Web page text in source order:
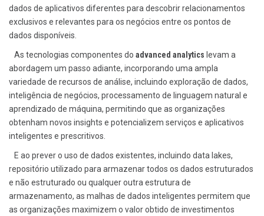
dados de aplicativos diferentes para descobrir relacionamentos
exclusivos e relevantes para os negócios entre os pontos de
dados disponíveis.
As tecnologias componentes do advanced analytics levam a
abordagem um passo adiante, incorporando uma ampla
variedade de recursos de análise, incluindo exploração de dados,
inteligência de negócios, processamento de linguagem natural e
aprendizado de máquina, permitindo que as organizações
obtenham novos insights e potencializem serviços e aplicativos
inteligentes e prescritivos.
E ao prever o uso de dados existentes, incluindo data lakes,
repositório utilizado para armazenar todos os dados estruturados
e não estruturado ou qualquer outra estrutura de
armazenamento, as malhas de dados inteligentes permitem que
as organizações maximizem o valor obtido de investimentos